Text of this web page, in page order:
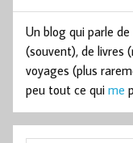
Un blog qui parle
(souvent), de livres
voyages (plus
peu tout ce qui me